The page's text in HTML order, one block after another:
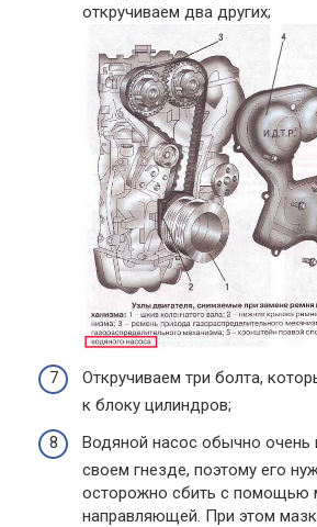
откручиваем два других;
Откручиваем три болта,
к блоку цилиндров;
Водяной насос обычно очень
своем гнезде, поэтому его
осторожно сбить с помощью
направляющей. При этом